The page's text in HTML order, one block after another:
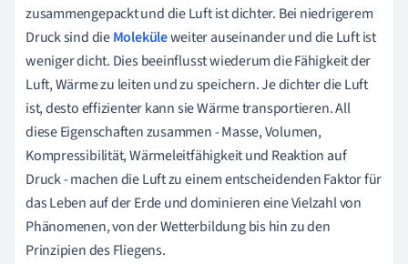
zusammengepackt und die Luft ist dichter. Bei niedrigerem
Druck sind dieMoleküleweiter auseinander und die Luft ist
weniger dicht. Dies beeinflusst wiederum die Fähigkeit der
Luft, Wärme zu leiten und zu speichern. Je dichter die Luft
ist, desto effizienter kann sie Wärme transportieren. All
diese Eigenschaften zusammen - Masse, Volumen,
Kompressibilität, Wärmeleitfähigkeit und Reaktion auf
Druck - machen die Luft zu einem entscheidenden Faktor für
das Leben auf der Erde und dominieren eine Vielzahl von
Phänomenen, von der Wetterbildung bis hin zu den
Prinzipien des Fliegens.